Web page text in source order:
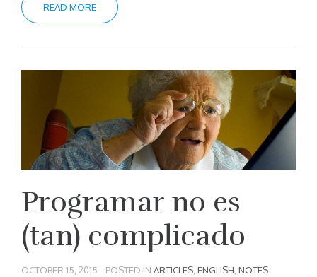
READ MORE
Programar no es
(tan) complicado
OCTOBER 15, 2015 POSTED IN ARTICLES, ENGLISH, NOTES